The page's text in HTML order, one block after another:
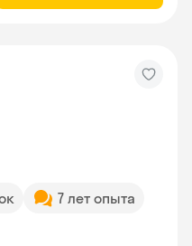
7 лет опыта